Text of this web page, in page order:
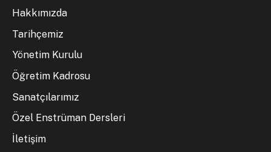
Hakkımızda
Tarihçemiz
Yönetim Kurulu
Öğretim Kadrosu
Sanatçılarımız
Özel Enstrüman Dersleri
İletişim